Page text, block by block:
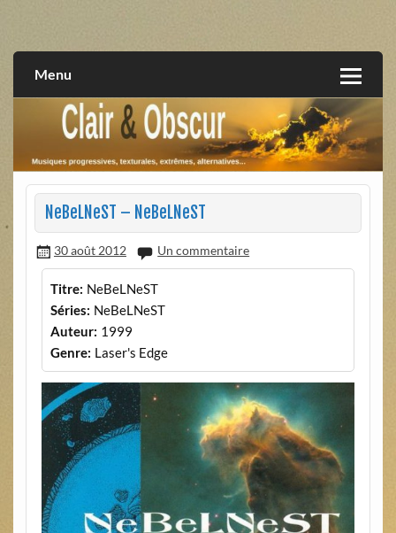
extrêmes, alternatives, texturales
Menu
NeBeLNeST – NeBeLNeST
30 août 2012 Un commentaire
Titre: NeBeLNeST
Séries: NeBeLNeST
Auteur: 1999
Genre: Laser's Edge